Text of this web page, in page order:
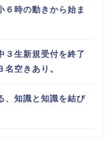
６時の動きから始ま
３生新規受付を終了
名空きあり。
、知識と知識を結び